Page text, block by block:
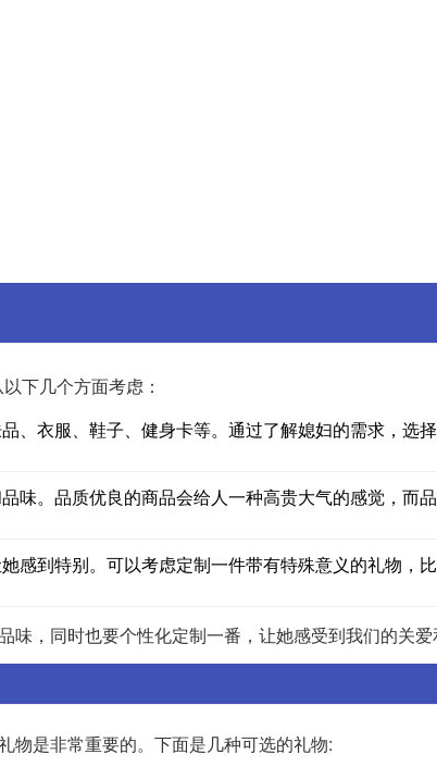
下几个方面考虑：
、衣服、鞋子、健身卡等。通过了解媳妇的需求，选择
味。品质优良的商品会给人一种高贵大气的感觉，而
感到特别。可以考虑定制一件带有特殊意义的礼物，
，同时也要个性化定制一番，让她感受到我们的关爱
物是非常重要的。下面是几种可选的礼物: